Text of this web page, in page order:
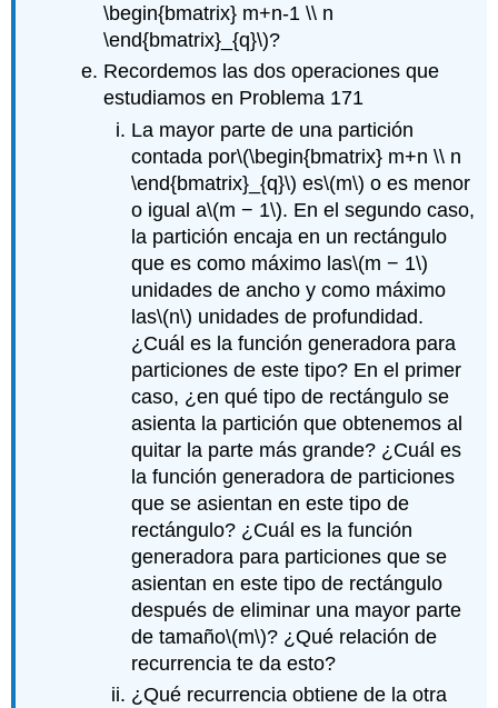
\begin{bmatrix} m+n-1 \\ n
\end{bmatrix}_{q}\)?
Recordemos las dos operaciones que
estudiamos en Problema 171
La mayor parte de una partición
contada por\(\begin{bmatrix} m+n \\ n
\end{bmatrix}_{q}\) es\(m\) o es menor
o igual a\(m − 1\). En el segundo caso,
la partición encaja en un rectángulo
que es como máximo las\(m − 1\)
unidades de ancho y como máximo
las\(n\) unidades de profundidad.
¿Cuál es la función generadora para
particiones de este tipo? En el primer
caso, ¿en qué tipo de rectángulo se
asienta la partición que obtenemos al
quitar la parte más grande? ¿Cuál es
la función generadora de particiones
que se asientan en este tipo de
rectángulo? ¿Cuál es la función
generadora para particiones que se
asientan en este tipo de rectángulo
después de eliminar una mayor parte
de tamaño\(m\)? ¿Qué relación de
recurrencia te da esto?
¿Qué recurrencia obtiene de la otra